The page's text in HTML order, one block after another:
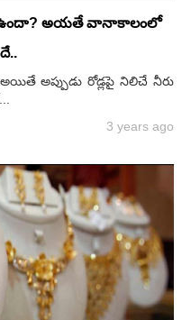
ఉందా? అయతే వానాకాలంలో
అప్పుడు రోడ్లపై నిలిచే నీరు
3 years ago